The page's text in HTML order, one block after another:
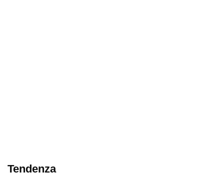
Tendenza